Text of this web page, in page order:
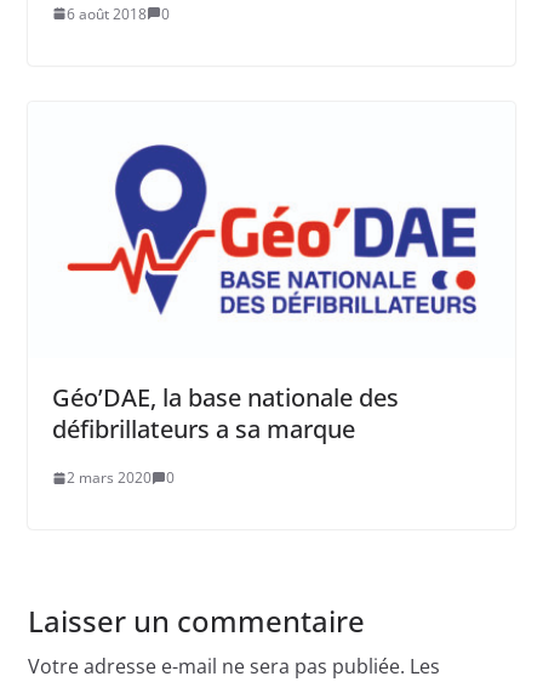
6 août 2018 0
Géo’DAE, la base nationale des
défibrillateurs a sa marque
2 mars 2020 0
Laisser un commentaire
Votre adresse e-mail ne sera pas publiée. Les